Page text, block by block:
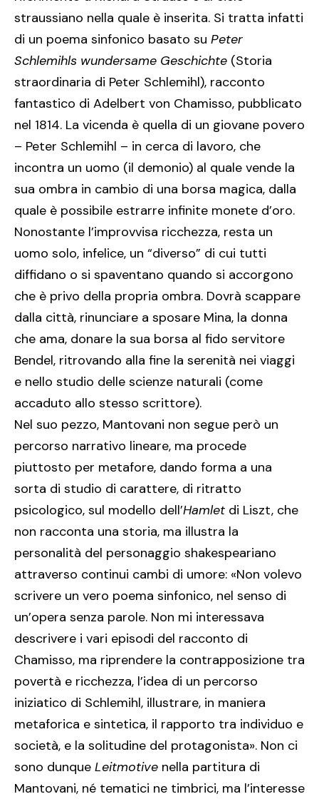
straussiano nella quale è inserita. Si tratta infatti
di un poema sinfonico basato su Peter
Schlemihls wundersame Geschichte (Storia
straordinaria di Peter Schlemihl), racconto
fantastico di Adelbert von Chamisso, pubblicato
nel 1814. La vicenda è quella di un giovane povero
– Peter Schlemihl – in cerca di lavoro, che
incontra un uomo (il demonio) al quale vende la
sua ombra in cambio di una borsa magica, dalla
quale è possibile estrarre infinite monete d’oro.
Nonostante l’improvvisa ricchezza, resta un
uomo solo, infelice, un “diverso” di cui tutti
diffidano o si spaventano quando si accorgono
che è privo della propria ombra. Dovrà scappare
dalla città, rinunciare a sposare Mina, la donna
che ama, donare la sua borsa al fido servitore
Bendel, ritrovando alla fine la serenità nei viaggi
e nello studio delle scienze naturali (come
accaduto allo stesso scrittore).
Nel suo pezzo, Mantovani non segue però un
percorso narrativo lineare, ma procede
piuttosto per metafore, dando forma a una
sorta di studio di carattere, di ritratto
psicologico, sul modello dell’Hamlet di Liszt, che
non racconta una storia, ma illustra la
personalità del personaggio shakespeariano
attraverso continui cambi di umore: «Non volevo
scrivere un vero poema sinfonico, nel senso di
un’opera senza parole. Non mi interessava
descrivere i vari episodi del racconto di
Chamisso, ma riprendere la contrapposizione tra
povertà e ricchezza, l’idea di un percorso
iniziatico di Schlemihl, illustrare, in maniera
metaforica e sintetica, il rapporto tra individuo e
società, e la solitudine del protagonista». Non ci
sono dunque Leitmotive nella partitura di
Mantovani, né tematici ne timbrici, ma l’interesse